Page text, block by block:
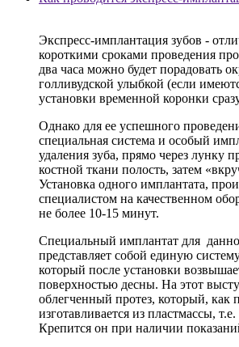
Экспресс-имплантация зубов -
короткими сроками проведения
два часа можно будет порадовать
голливудской улыбкой (если
установки временной коронки
Однако для ее успешного
специальная система и особый
удаления зуба, прямо через лунку
костной ткани полость, затем
Установка одного имплантата,
специалистом на качественном
не более 10-15 минут.
Специальный имплантат для
представляет собой единую
который после установки
поверхностью десны. На этот
облегченный протез, который, как
изготавливается из пластмассы,
Крепится он при наличии